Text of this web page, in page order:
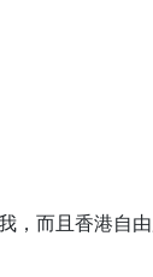
，而且香港自